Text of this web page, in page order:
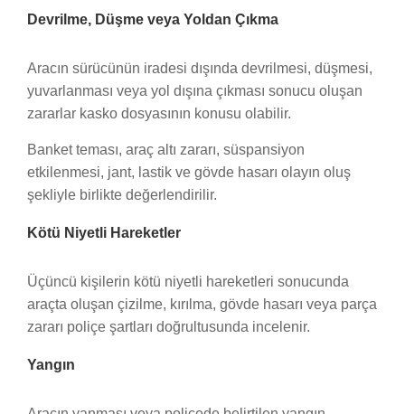
Devrilme, Düşme veya Yoldan Çıkma
Aracın sürücünün iradesi dışında devrilmesi, düşmesi,
yuvarlanması veya yol dışına çıkması sonucu oluşan
zararlar kasko dosyasının konusu olabilir.
Banket teması, araç altı zararı, süspansiyon
etkilenmesi, jant, lastik ve gövde hasarı olayın oluş
şekliyle birlikte değerlendirilir.
Kötü Niyetli Hareketler
Üçüncü kişilerin kötü niyetli hareketleri sonucunda
araçta oluşan çizilme, kırılma, gövde hasarı veya parça
zararı poliçe şartları doğrultusunda incelenir.
Yangın